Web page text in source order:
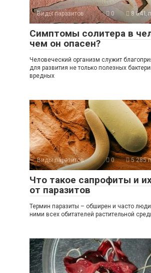
Виды паразитов 0 8 641
Симптомы солитера в
чем он опасен?
Человеческий организм служит
для развития не только полезных
вредных
Виды паразитов 0 5 285
Что такое сапрофиты и
от паразитов
Термин паразиты – обширен и часто
ними всех обитателей растительной